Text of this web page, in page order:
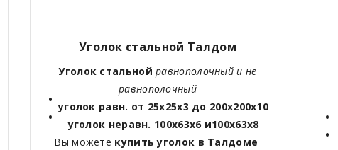
Уголок стальной Талдом
Уголок стальнойравнополочный и не
равнополочный
уголок равн. от 25х25х3 до 200х200х10
уголок неравн. 100х63х6 и100х63х8
Вы можете купить уголок в Талдоме